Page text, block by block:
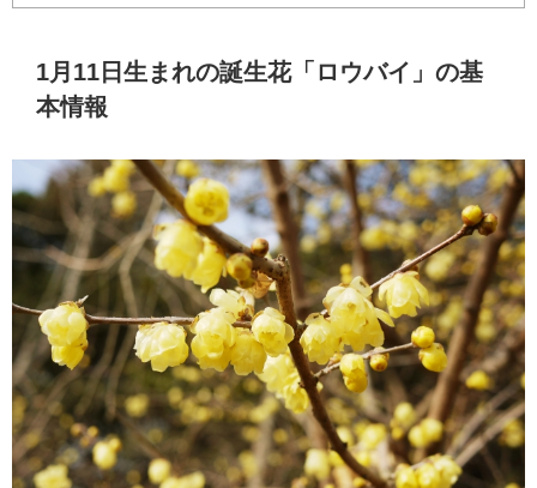
1月11日生まれの誕生花「ロウバイ」の基
本情報